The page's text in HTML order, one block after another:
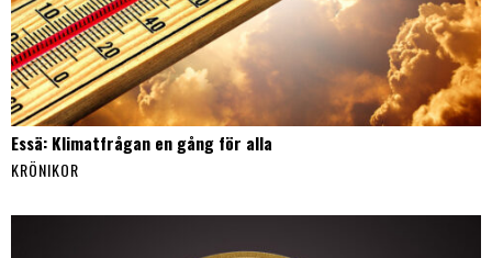
Essä: Klimatfrågan en gång för alla
KRÖNIKOR